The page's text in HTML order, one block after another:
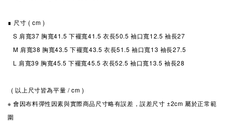
∎ 尺寸 ( cm )
S 肩寬37 胸寬41.5 下襬寬41.5 衣長50.5 袖口寬12.5 袖長27
M 肩寬38 胸寬43.5 下襬寬43.5 衣長51.5 袖口寬13 袖長27.5
L 肩寬39 胸寬45.5 下襬寬45.5 衣長52.5 袖口寬13.5 袖長28
( 以上尺寸皆為平量 / cm )
※ 會因布料彈性因素與實際商品尺寸略有誤差，誤差尺寸 ±2cm 屬於正常範
圍